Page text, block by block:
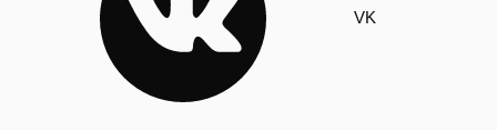
VK